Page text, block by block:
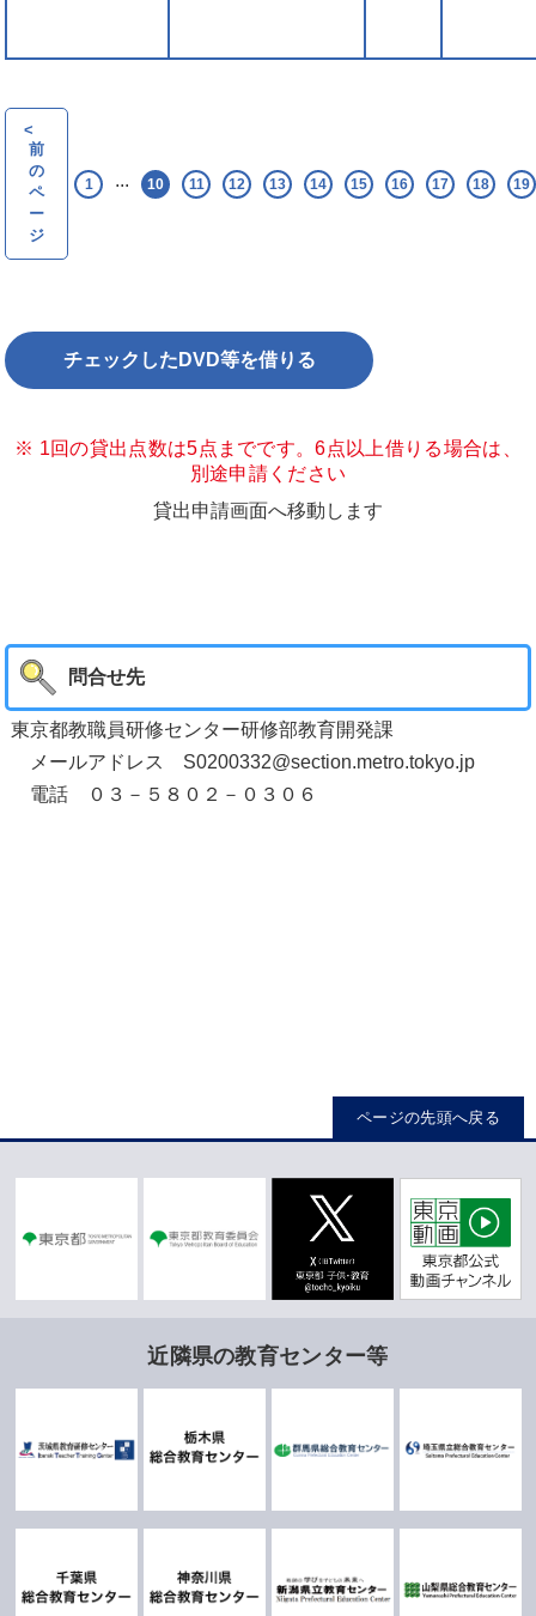
<
前
の
ペ
ー
ジ
1 ... 10 11 12 13 14 15 16 17 18 19
※ 1回の貸出点数は5点までです。6点以上借りる場合は、
別途申請ください
貸出申請画面へ移動します
問合せ先
東京都教職員研修センター研修部教育開発課
メールアドレス S0200332@section.metro.tokyo.jp
電話 ０３－５８０２－０３０６
ページの先頭へ戻る
近隣県の教育センター等